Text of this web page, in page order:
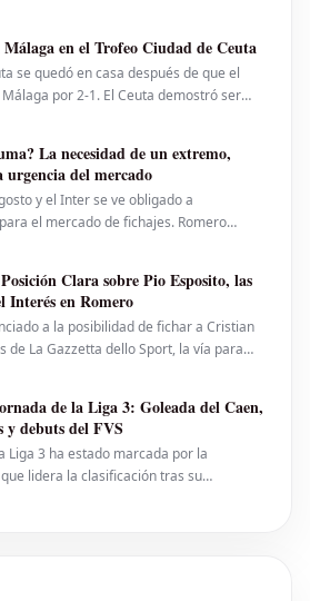
a través de X, la FMF subrayó la
en el r
en el Trofeo Ciudad de Ceuta
se quedó en casa después de que el
por 2-1. El Ceuta demostró ser
del encuentro, teniendo incluso
el gol para el Málaga con
La necesidad de un extremo,
del mercado
y el Inter se ve obligado a
el mercado de fichajes. Romero
y, con la posible permanencia de Pavard
términos numéricos. Sin emba
Clara sobre Pio Esposito, las
Interés en Romero
a la posibilidad de fichar a Cristian
de La Gazzetta dello Sport, la vía para
llegara al club nerazzurro no se ha
personalmente p
de la Liga 3: Goleada del Caen,
y debuts del FVS
Liga 3 ha estado marcada por la
lidera la clasificación tras su
el Valenciennes. El promuovido Thionville